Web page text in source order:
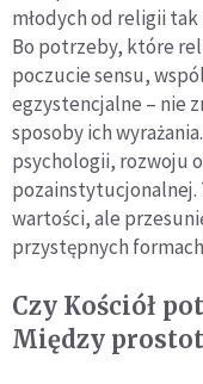
młodych od religii
Bo potrzeby, które
poczucie sensu,
egzystencjalne – nie
sposoby ich
psychologii, rozwoju
pozainstytucjonalnej.
wartości, ale
przystępnych
Czy Kościół
Między